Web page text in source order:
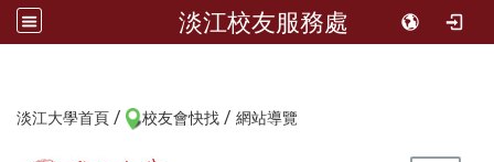
淡江校友服務處
淡江大學首頁 / 校友會快找 / 網站導覽